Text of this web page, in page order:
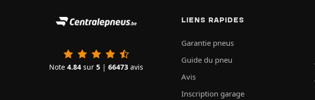
Note 4.84 sur 5 | 66473 avis
LIENS RAPIDES
Garantie pneus
Guide du pneu
Avis
Inscription garage